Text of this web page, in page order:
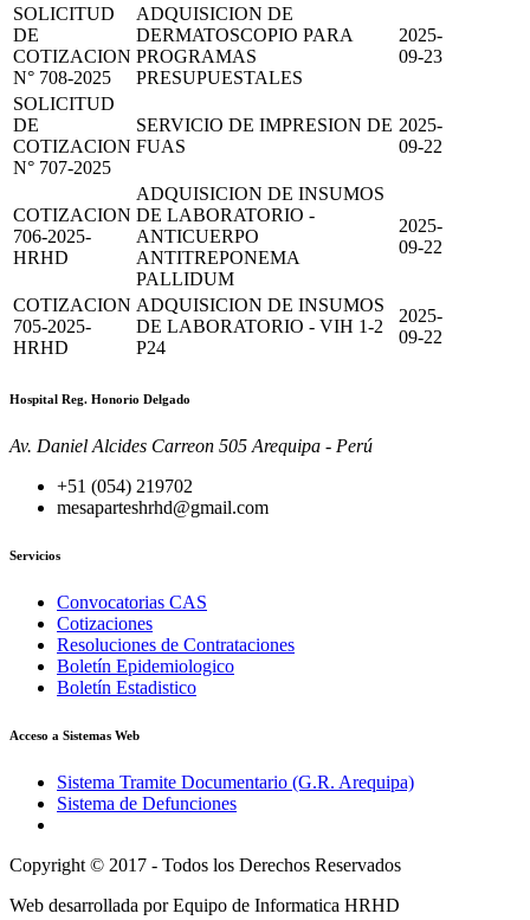
SOLICITUD
DE
COTIZACION
N° 708-2025
ADQUISICION DE
DERMATOSCOPIO PARA
PROGRAMAS
PRESUPUESTALES
2025-
09-23
SOLICITUD
DE
COTIZACION
N° 707-2025
SERVICIO DE IMPRESION DE
FUAS
2025-
09-22
COTIZACION
706-2025-
HRHD
ADQUISICION DE INSUMOS
DE LABORATORIO -
ANTICUERPO
ANTITREPONEMA
PALLIDUM
2025-
09-22
COTIZACION
705-2025-
HRHD
ADQUISICION DE INSUMOS
DE LABORATORIO - VIH 1-2
P24
2025-
09-22
Hospital Reg. Honorio Delgado
Av. Daniel Alcides Carreon 505 Arequipa - Perú
+51 (054) 219702
mesaparteshrhd@gmail.com
Servicios
Convocatorias CAS
Cotizaciones
Resoluciones de Contrataciones
Boletín Epidemiologico
Boletín Estadistico
Acceso a Sistemas Web
Sistema Tramite Documentario (G.R. Arequipa)
Sistema de Defunciones
Copyright © 2017 - Todos los Derechos Reservados
Web desarrollada por Equipo de Informatica HRHD